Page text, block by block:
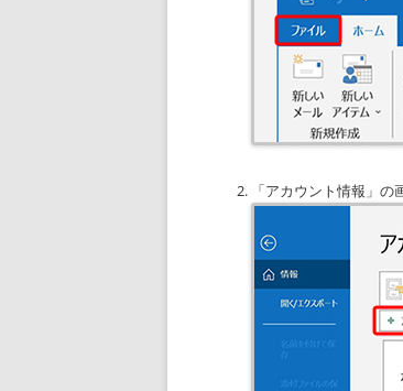
「アカウント情報」